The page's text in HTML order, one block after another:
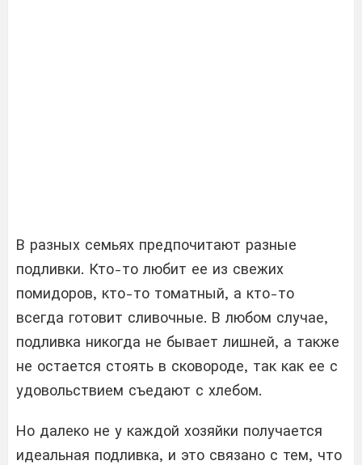
В разных семьях предпочитают разные
подливки. Кто-то любит ее из свежих
помидоров, кто-то томатный, а кто-то
всегда готовит сливочные. В любом случае,
подливка никогда не бывает лишней, а также
не остается стоять в сковороде, так как ее с
удовольствием съедают с хлебом.
Но далеко не у каждой хозяйки получается
идеальная подливка, и это связано с тем, что